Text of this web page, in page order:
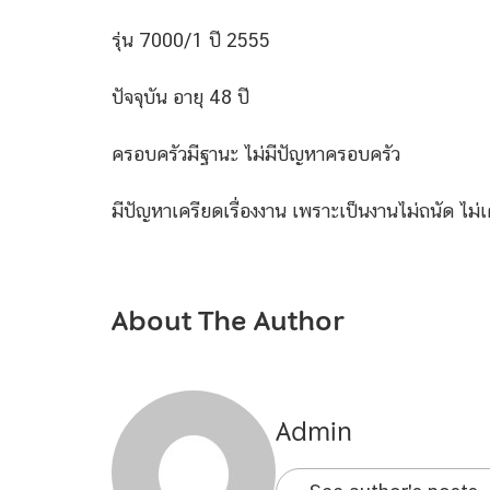
รุ่น 7000/1 ปี 2555
ปัจจุบัน อายุ 48 ปี
ครอบครัวมีฐานะ ไม่มีปัญหาครอบครัว
มีปัญหาเครียดเรื่องงาน เพราะเป็นงานไม่ถนัด ไม่
About The Author
Admin